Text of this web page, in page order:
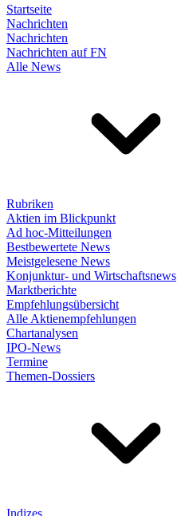
Startseite
Nachrichten
Nachrichten
Nachrichten auf FN
Alle News
Rubriken
Aktien im Blickpunkt
Ad hoc-Mitteilungen
Bestbewertete News
Meistgelesene News
Konjunktur- und Wirtschaftsnews
Marktberichte
Empfehlungsübersicht
Alle Aktienempfehlungen
Chartanalysen
IPO-News
Termine
Themen-Dossiers
Indizes